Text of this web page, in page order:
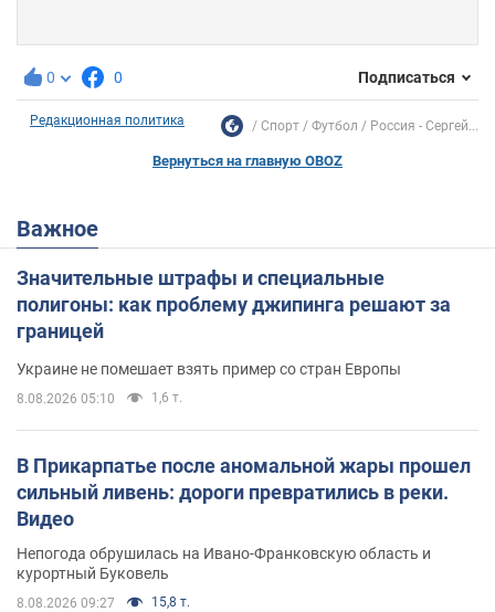
0 0 Подписаться
Редакционная политика Спорт Футбол Россия - Сергей...
Вернуться на главную OBOZ
Важное
Значительные штрафы и специальные
полигоны: как проблему джипинга решают за
границей
Украине не помешает взять пример со стран Европы
8.08.2026 05:10 1,6 т.
В Прикарпатье после аномальной жары прошел
сильный ливень: дороги превратились в реки.
Видео
Непогода обрушилась на Ивано-Франковскую область и
курортный Буковель
8.08.2026 09:27 15,8 т.